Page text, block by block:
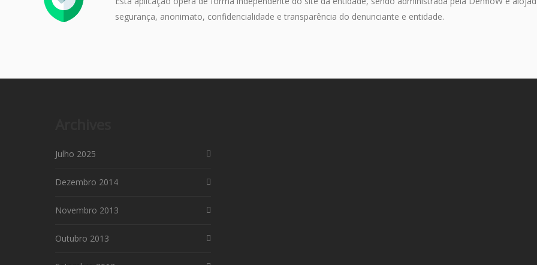
segurança, anonimato, confidencialidade e transparência do denunciante e entidade.
Julho 2025
Dezembro 2014
Novembro 2013
Outubro 2013